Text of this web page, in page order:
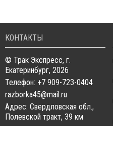
КОНТАКТЫ
© Трак Экспресс, г.
Екатеринбург, 2026
Телефон: +7 909-723-0404
razborka45@mail.ru
Адрес: Свердловская обл.,
Полевской тракт, 39 км